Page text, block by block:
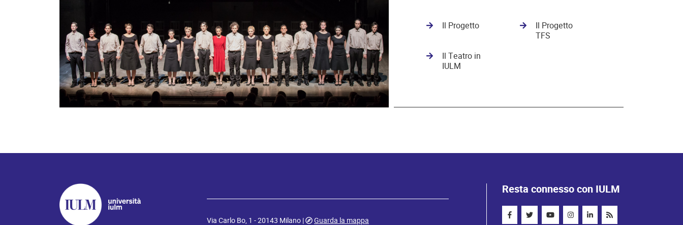
Il Progetto
Il Progetto
TFS
Il Teatro in
IULM
Via Carlo Bo, 1 - 20143 Milano | Guarda la mappa
Resta connesso con IULM